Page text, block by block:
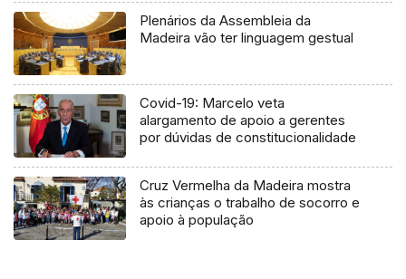
Plenários da Assembleia da
Madeira vão ter linguagem gestual
Covid-19: Marcelo veta
alargamento de apoio a gerentes
por dúvidas de constitucionalidade
Cruz Vermelha da Madeira mostra
às crianças o trabalho de socorro e
apoio à população